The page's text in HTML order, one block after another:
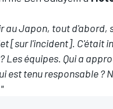
au Japon, tout d'abord,
[sur l'incident]. C'était
Les équipes. Qui a
est tenu responsable ?